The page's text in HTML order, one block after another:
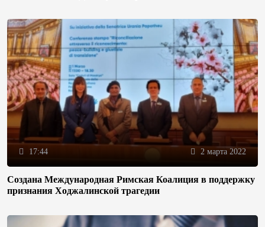
17:44 2 марта 2022
Создана Международная Римская Коалиция в поддержку
признания Ходжалинской трагедии